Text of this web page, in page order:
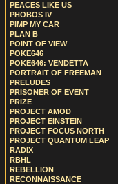
PEACES LIKE US
PHOBOS IV
PIMP MY CAR
PLAN B
POINT OF VIEW
POKE646
POKE646: VENDETTA
PORTRAIT OF FREEMAN
PRELUDES
PRISONER OF EVENT
PRIZE
PROJECT AMOD
PROJECT EINSTEIN
PROJECT FOCUS NORTH
PROJECT QUANTUM LEAP
RADIX
RBHL
REBELLION
RECONNAISSANCE